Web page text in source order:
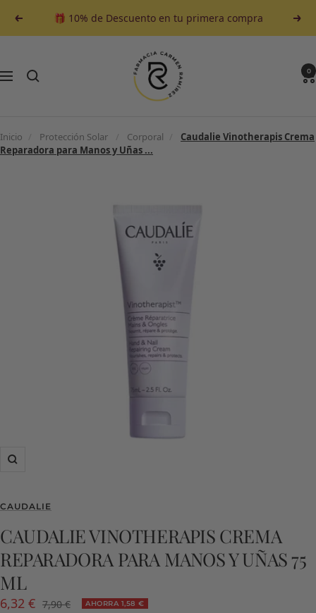
contenido
Anterior 🎁 10% de Descuento en tu primera compra
Navegación
Farmacia
Carmen
Ramirez
0
Inicio Protección Solar Corporal
Caudalie Vinotherapis Crema
Reparadora para Manos y Uñas ...
Zoom
CAUDALIE
CAUDALIE VINOTHERAPIS CREMA
REPARADORA PARA MANOS Y UÑAS 75
ML
Precio
6,32 € Precio
7,90 € AHORRA 1,58 €